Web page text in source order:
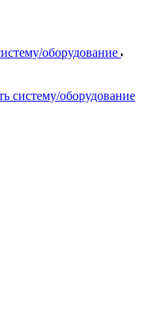
оборудование
систему/оборудование